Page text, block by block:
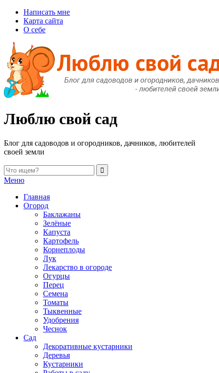
Написать мне
Карта сайта
О себе
Люблю свой сад
Блог для садоводов и огородников, дачников, любителей
своей земли
Меню
Главная
Огород
Баклажаны
Зелёные
Капуста
Картофель
Корнеплоды
Лук
Лекарство в огороде
Огурцы
Перец
Семена
Томаты
Тыквенные
Удобрения
Чеснок
Сад
Декоративные кустарники
Деревья
Кустарники